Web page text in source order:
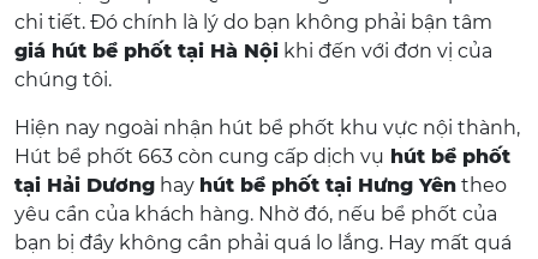
chi tiết. Đó chính là lý do bạn không phải bận tâm
giá hút bể phốt tại Hà Nội khi đến với đơn vị của
chúng tôi.
Hiện nay ngoài nhận hút bể phốt khu vực nội thành,
Hút bể phốt 663 còn cung cấp dịch vụ hút bể phốt
tại Hải Dương hay hút bể phốt tại Hưng Yên theo
yêu cần của khách hàng. Nhờ đó, nếu bể phốt của
bạn bị đầy không cần phải quá lo lắng. Hay mất quá